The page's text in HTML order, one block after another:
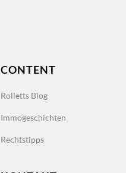
CONTENT
Rolletts Blog
Immogeschichten
Rechtstipps